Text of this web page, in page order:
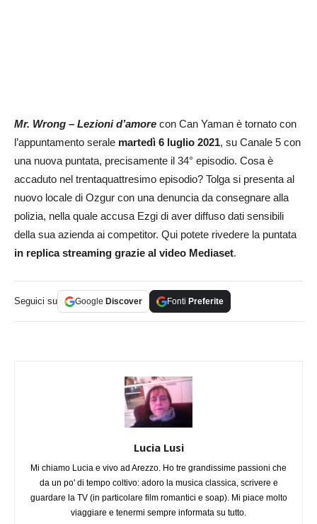
Mr. Wrong – Lezioni d’amore con Can Yaman è tornato con
l’appuntamento serale martedì 6 luglio 2021, su Canale 5 con
una nuova puntata, precisamente il 34° episodio. Cosa è
accaduto nel trentaquattresimo episodio? Tolga si presenta al
nuovo locale di Ozgur con una denuncia da consegnare alla
polizia, nella quale accusa Ezgi di aver diffuso dati sensibili
della sua azienda ai competitor. Qui potete rivedere la puntata
in replica streaming grazie al video Mediaset.
Seguici su Google Discover Fonti Preferite
Lucia Lusi
Mi chiamo Lucia e vivo ad Arezzo. Ho tre grandissime passioni che
da un po' di tempo coltivo: adoro la musica classica, scrivere e
guardare la TV (in particolare film romantici e soap). Mi piace molto
viaggiare e tenermi sempre informata su tutto.